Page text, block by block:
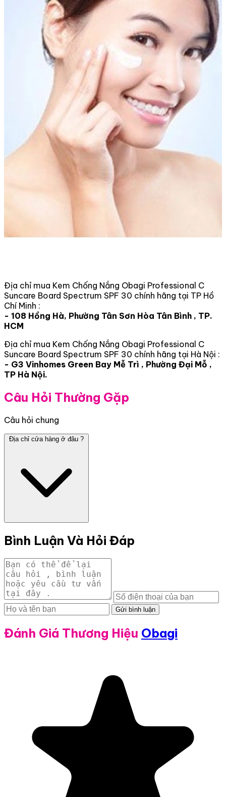
Địa chỉ mua Kem Chống Nắng Obagi Professional C
Suncare Board Spectrum SPF 30 chính hãng tại TP Hồ
Chí Minh :
- 108 Hồng Hà, Phường Tân Sơn Hòa Tân Bình , TP.
HCM
Địa chỉ mua Kem Chống Nắng Obagi Professional C
Suncare Board Spectrum SPF 30 chính hãng tại Hà Nội :
- G3 Vinhomes Green Bay Mễ Trì , Phường Đại Mỗ ,
TP Hà Nội.
Câu Hỏi Thường Gặp
Câu hỏi chung
Địa chỉ cửa hàng ở đâu ?
Bình Luận Và Hỏi Đáp
Gửi bình luận
Đánh Giá Thương Hiệu Obagi